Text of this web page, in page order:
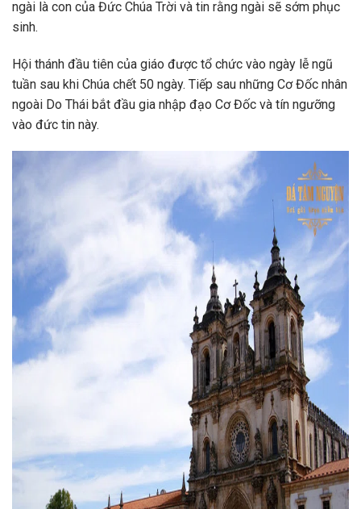
ngài là con của Đức Chúa Trời và tin rằng ngài sẽ sớm phục
sinh.
Hội thánh đầu tiên của giáo được tổ chức vào ngày lễ ngũ
tuần sau khi Chúa chết 50 ngày. Tiếp sau những Cơ Đốc nhân
ngoài Do Thái bắt đầu gia nhập đạo Cơ Đốc và tín ngưỡng
vào đức tin này.